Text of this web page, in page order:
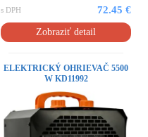
s DPH 72.45 €
Zobraziť detail
ELEKTRICKÝ OHRIEVAČ 5500
W KD11992